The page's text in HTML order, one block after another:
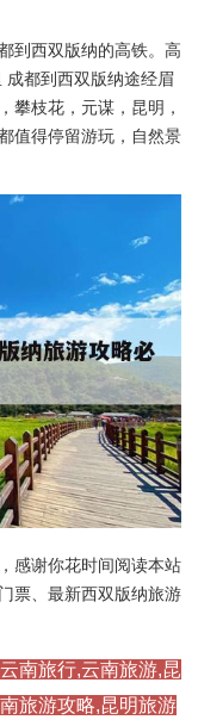
到西双版纳的高铁。高
成都到西双版纳途经眉
攀枝花，元谋，昆明，
值得停留游玩，自然景
感谢你花时间阅读本站
票、最新西双版纳旅游
南旅行,云南旅游,昆
旅游攻略,昆明旅游